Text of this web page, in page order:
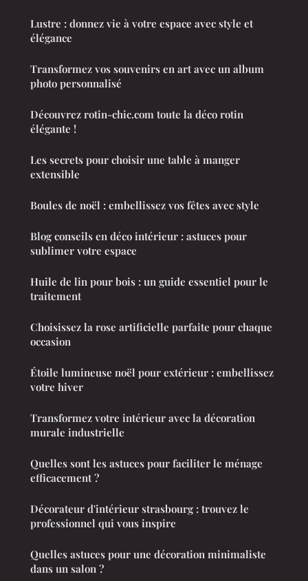
Lustre : donnez vie à votre espace avec style et
élégance
Transformez vos souvenirs en art avec un album
photo personnalisé
Découvrez rotin-chic.com toute la déco rotin
élégante !
Les secrets pour choisir une table à manger
extensible
Boules de noël : embellissez vos fêtes avec style
Blog conseils en déco intérieur : astuces pour
sublimer votre espace
Huile de lin pour bois : un guide essentiel pour le
traitement
Choisissez la rose artificielle parfaite pour chaque
occasion
Étoile lumineuse noël pour extérieur : embellissez
votre hiver
Transformez votre intérieur avec la décoration
murale industrielle
Quelles sont les astuces pour faciliter le ménage
efficacement ?
Décorateur d'intérieur strasbourg : trouvez le
professionnel qui vous inspire
Quelles astuces pour une décoration minimaliste
dans un salon ?